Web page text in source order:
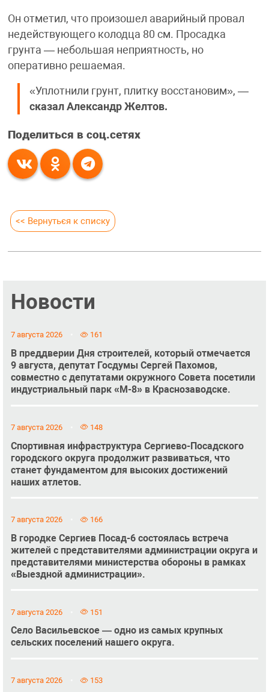
Он отметил, что произошел аварийный провал
недействующего колодца 80 см. Просадка
грунта — небольшая неприятность, но
оперативно решаемая.
«Уплотнили грунт, плитку восстановим», —
сказал Александр Желтов.
Поделиться в соц.сетях
<< Вернуться к списку
Новости
7 августа 2026 161
В преддверии Дня строителей, который отмечается
9 августа, депутат Госдумы Сергей Пахомов,
совместно с депутатами окружного Совета посетили
индустриальный парк «М-8» в Краснозаводске.
7 августа 2026 148
Спортивная инфраструктура Сергиево-Посадского
городского округа продолжит развиваться, что
станет фундаментом для высоких достижений
наших атлетов.
7 августа 2026 166
В городке Сергиев Посад-6 состоялась встреча
жителей с представителями администрации округа и
представителями министерства обороны в рамках
«Выездной администрации».
7 августа 2026 151
Село Васильевское — одно из самых крупных
сельских поселений нашего округа.
7 августа 2026 153